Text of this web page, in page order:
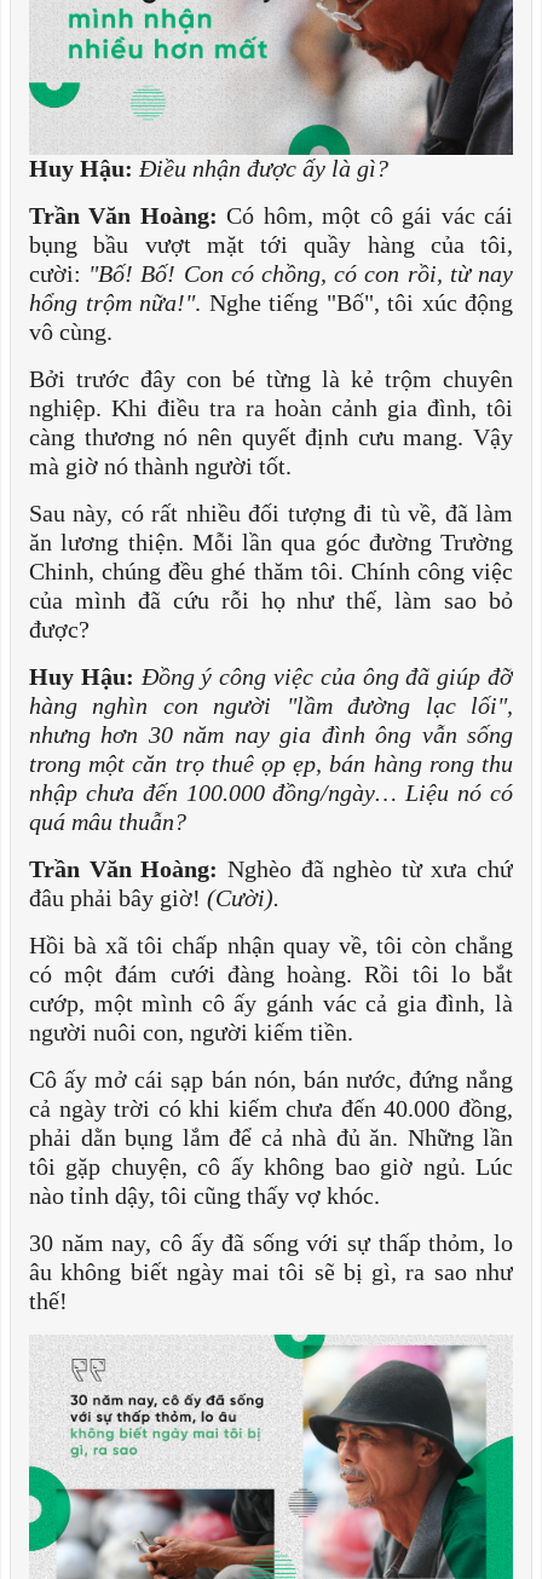
Huy Hậu: Điều nhận được ấy là gì?
Trần Văn Hoàng:Có hôm, một cô gái vác cái
bụng bầu vượt mặt tới quầy hàng của tôi,
cười: "Bố! Bố! Con có chồng, có con rồi, từ nay
hổng trộm nữa!". Nghe tiếng "Bố", tôi xúc động
vô cùng.
Bởi trước đây con bé từng là kẻ trộm chuyên
nghiệp. Khi điều tra ra hoàn cảnh gia đình, tôi
càng thương nó nên quyết định cưu mang. Vậy
mà giờ nó thành người tốt.
Sau này, có rất nhiều đối tượng đi tù về, đã làm
ăn lương thiện. Mỗi lần qua góc đường Trường
Chinh, chúng đều ghé thăm tôi. Chính công việc
của mình đã cứu rỗi họ như thế, làm sao bỏ
được?
Huy Hậu: Đồng ý công việc của ông đã giúp đỡ
hàng nghìn con người "lầm đường lạc lối",
nhưng hơn 30 năm nay gia đình ông vẫn sống
trong một căn trọ thuê ọp ẹp, bán hàng rong thu
nhập chưa đến 100.000 đồng/ngày… Liệu nó có
quá mâu thuẫn?
Trần Văn Hoàng: Nghèo đã nghèo từ xưa chứ
đâu phải bây giờ! (Cười).
Hồi bà xã tôi chấp nhận quay về, tôi còn chẳng
có một đám cưới đàng hoàng. Rồi tôi lo bắt
cướp, một mình cô ấy gánh vác cả gia đình, là
người nuôi con, người kiếm tiền.
Cô ấy mở cái sạp bán nón, bán nước, đứng nắng
cả ngày trời có khi kiếm chưa đến 40.000 đồng,
phải dằn bụng lắm để cả nhà đủ ăn. Những lần
tôi gặp chuyện, cô ấy không bao giờ ngủ. Lúc
nào tỉnh dậy, tôi cũng thấy vợ khóc.
30 năm nay, cô ấy đã sống với sự thấp thỏm, lo
âu không biết ngày mai tôi sẽ bị gì, ra sao như
thế!